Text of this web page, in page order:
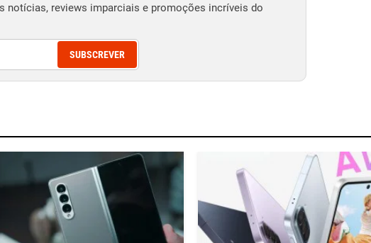
notícias, reviews imparciais e promoções incríveis do
SUBSCREVER